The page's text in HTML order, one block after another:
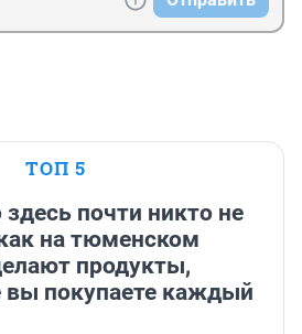
ТОП 5
почти никто не
на тюменском
продукты,
вы покупаете каждый